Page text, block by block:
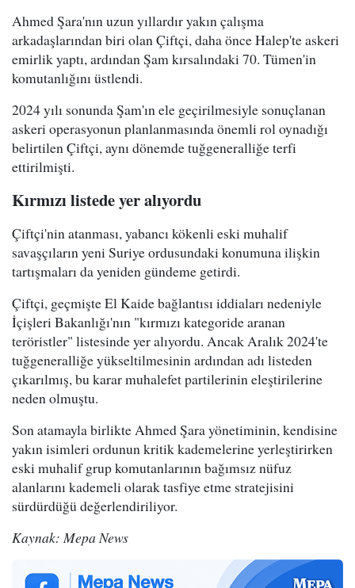
Ahmed Şara'nın uzun yıllardır yakın çalışma
arkadaşlarından biri olan Çiftçi, daha önce Halep'te askeri
emirlik yaptı, ardından Şam kırsalındaki 70. Tümen'in
komutanlığını üstlendi.
2024 yılı sonunda Şam'ın ele geçirilmesiyle sonuçlanan
askeri operasyonun planlanmasında önemli rol oynadığı
belirtilen Çiftçi, aynı dönemde tuğgeneralliğe terfi
ettirilmişti.
Kırmızı listede yer alıyordu
Çiftçi'nin atanması, yabancı kökenli eski muhalif
savaşçıların yeni Suriye ordusundaki konumuna ilişkin
tartışmaları da yeniden gündeme getirdi.
Çiftçi, geçmişte El Kaide bağlantısı iddiaları nedeniyle
İçişleri Bakanlığı'nın "kırmızı kategoride aranan
teröristler" listesinde yer alıyordu. Ancak Aralık 2024'te
tuğgeneralliğe yükseltilmesinin ardından adı listeden
çıkarılmış, bu karar muhalefet partilerinin eleştirilerine
neden olmuştu.
Son atamayla birlikte Ahmed Şara yönetiminin, kendisine
yakın isimleri ordunun kritik kademelerine yerleştirirken
eski muhalif grup komutanlarının bağımsız nüfuz
alanlarını kademeli olarak tasfiye etme stratejisini
sürdürdüğü değerlendiriliyor.
Kaynak: Mepa News